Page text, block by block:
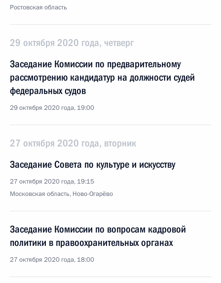
Ростовская область
29 октября 2020 года, четверг
Заседание Комиссии по предварительному
рассмотрению кандидатур на должности судей
федеральных судов
29 октября 2020 года, 19:00
27 октября 2020 года, вторник
Заседание Совета по культуре и искусству
27 октября 2020 года, 19:15
Московская область, Ново-Огарёво
Заседание Комиссии по вопросам кадровой
политики в правоохранительных органах
27 октября 2020 года, 18:00